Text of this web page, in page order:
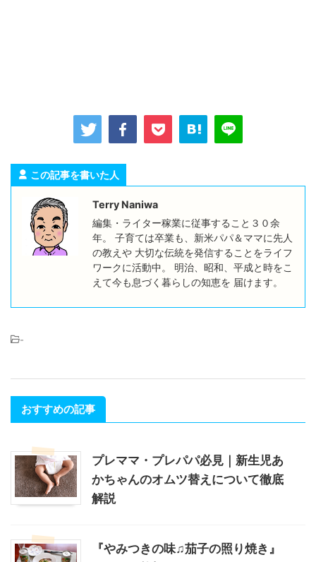
この記事を書いた人
Terry Naniwa
編集・ライター稼業に従事すること３０余
年。 子育ては卒業も、新米パパ＆ママに先人
の教えや 大切な伝統を発信することをライフ
ワークに活動中。 明治、昭和、平成と時をこ
えて今も息づく暮らしの知恵を 届けます。
-
おすすめの記事
プレママ・プレパパ必見｜新生児あ
かちゃんのオムツ替えについて徹底
解説
『やみつきの味♫茄子の照り焼き』